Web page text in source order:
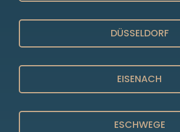
DÜSSELDORF
EISENACH
ESCHWEGE